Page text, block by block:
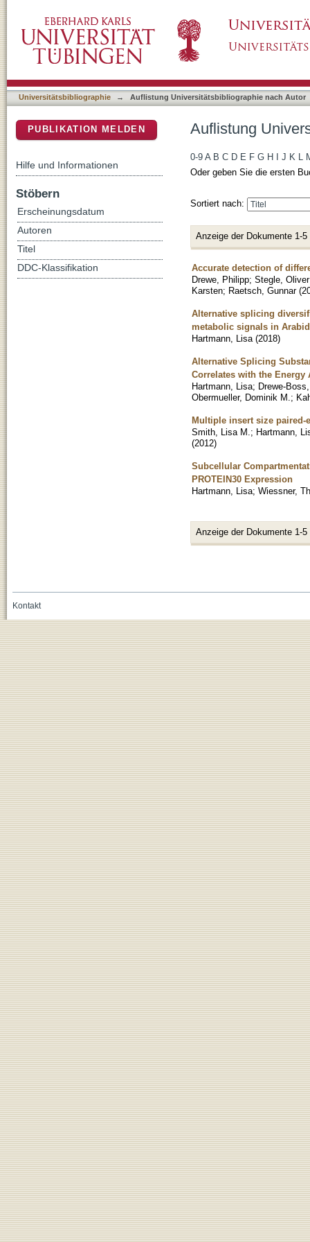
Universitätsbibliographie → Auflistung Universitätsbibliographie nach Autor
Auflistung
0-9 A B C D E F G H J K L
Oder geben Sie die ersten
Sortiert nach:
Anzeige der Dokumente 1-5
Accurate detection of
Drewe, Philipp; Stegle, Oliver
Karsten; Raetsch, Gunnar (
Alternative splicing
metabolic signals in
Hartmann, Lisa (2018)
Alternative Splicing
Correlates with the
Hartmann, Lisa; Drewe-
Obermueller, Dominik M. ;
Multiple insert size
Smith, Lisa M. ; Hartmann,
(2012)
Subcellular
PROTEIN30 Expression
Hartmann, Lisa; Wiessner,
Anzeige der Dokumente 1-5
PUBLIKATION MELDEN
Hilfe und Informationen
Stöbern
Erscheinungsdatum
Autoren
Titel
DDC-Klassifikation
Kontakt